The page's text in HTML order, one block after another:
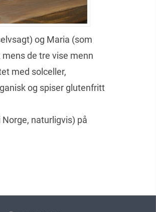
og Maria (som
de tre vise menn
med solceller,
og spiser glutenfritt
naturligvis) på